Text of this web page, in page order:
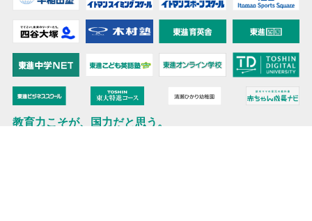
教育力こそが、国力だと思う。